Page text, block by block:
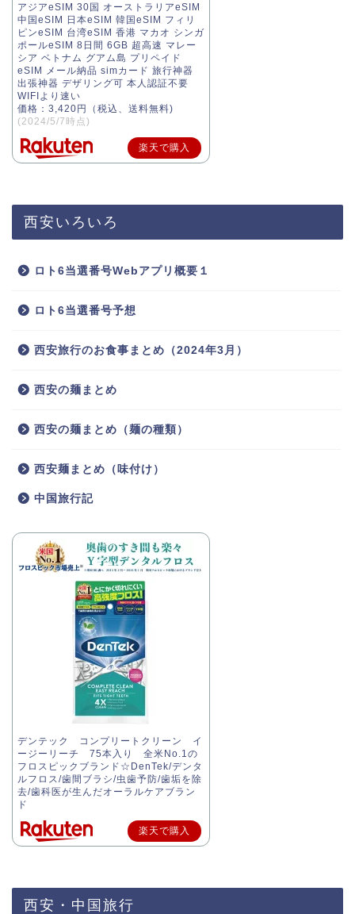
アジアeSIM 30国 オーストラリアeSIM
中国eSIM 日本eSIM 韓国eSIM フィリ
ピンeSIM 台湾eSIM 香港 マカオ シンガ
ポールeSIM 8日間 6GB 超高速 マレー
シア ベトナム グアム島 プリペイド
eSIM メール納品 simカード 旅行神器
出張神器 デザリング可 本人認証不要
WIFIより速い
価格：3,420円（税込、送料無料)
(2024/5/7時点)
楽天で購入
西安いろいろ
ロト6当選番号Webアプリ概要１
ロト6当選番号予想
西安旅行のお食事まとめ（2024年3月）
西安の麺まとめ
西安の麺まとめ（麺の種類）
西安麺まとめ（味付け）
中国旅行記
デンテック コンプリートクリーン イ
ージーリーチ 75本入り 全米No.1の
フロスピックブランド☆DenTek/デンタ
ルフロス/歯間ブラシ/虫歯予防/歯垢を除
去/歯科医が生んだオーラルケアブラン
ド
楽天で購入
西安・中国旅行